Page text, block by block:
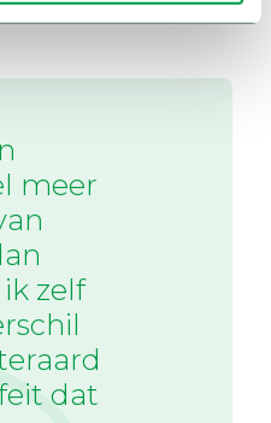
meer
zelf
dat